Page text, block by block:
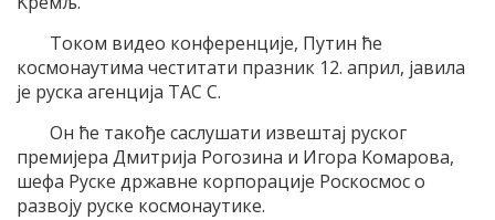
Tоком видео конференциjе, Путин ће
космонаутима честитати празник 12. април, jавила
jе руска агенциjа TAС С.
Oн ће такође саслушати извештаj руског
премиjера Дмитриjа Рогозина и Игора Kомарова,
шефа Руске државне корпорациjе Роскосмос о
развоjу руске космонаутике.